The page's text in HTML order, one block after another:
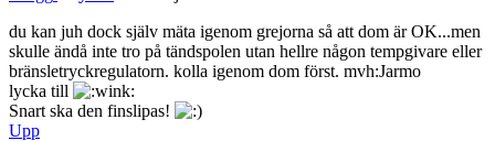
du kan juh dock själv mäta igenom grejorna så att dom är OK...men
skulle ändå inte tro på tändspolen utan hellre någon tempgivare eller
bränsletryckregulatorn. kolla igenom dom först. mvh:Jarmo
lycka till
Snart ska den finslipas!
Upp